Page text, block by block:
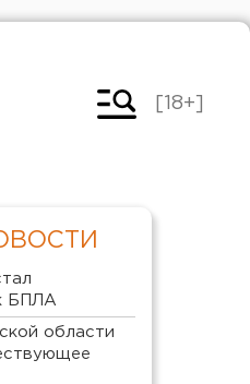
[18+]
БПЛА
области